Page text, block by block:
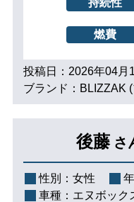
燃費
投稿日：2026年04月
ブランド：BLIZZAK
後藤 さ
性別： 女性
車種： エヌボック